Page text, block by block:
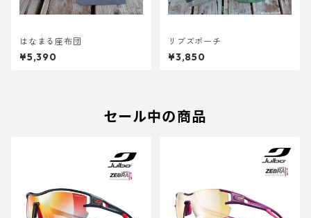
はなまる座布団
¥5,390
リブズポーチ
¥3,850
セール中の商品